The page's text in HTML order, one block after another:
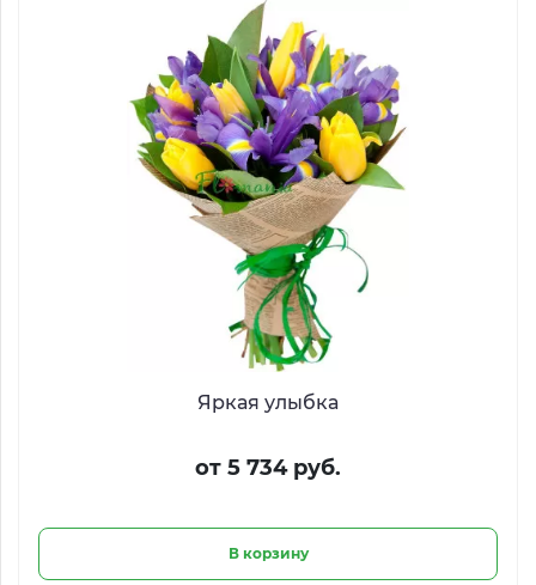
Яркая улыбка
от 5 734 руб.
В корзину